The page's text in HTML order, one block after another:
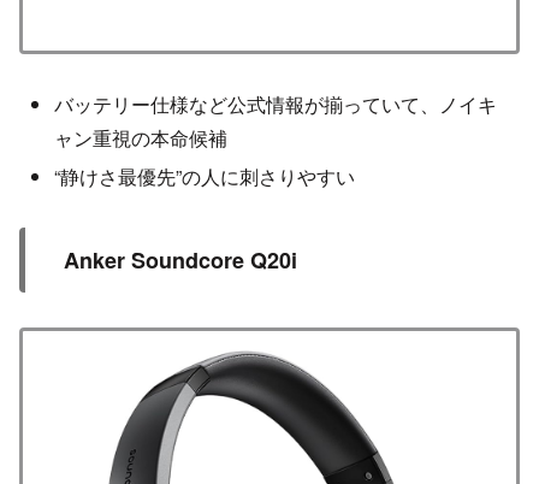
バッテリー仕様など公式情報が揃っていて、ノイキ
ャン重視の本命候補
“静けさ最優先”の人に刺さりやすい
Anker Soundcore Q20i